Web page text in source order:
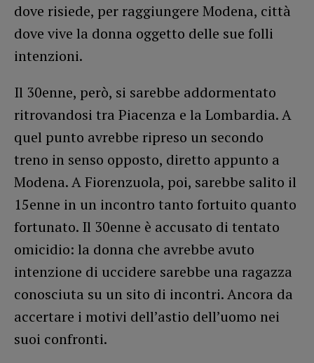
dove risiede, per raggiungere Modena, città
dove vive la donna oggetto delle sue folli
intenzioni.
Il 30enne, però, si sarebbe addormentato
ritrovandosi tra Piacenza e la Lombardia. A
quel punto avrebbe ripreso un secondo
treno in senso opposto, diretto appunto a
Modena. A Fiorenzuola, poi, sarebbe salito il
15enne in un incontro tanto fortuito quanto
fortunato. Il 30enne è accusato di tentato
omicidio: la donna che avrebbe avuto
intenzione di uccidere sarebbe una ragazza
conosciuta su un sito di incontri. Ancora da
accertare i motivi dell’astio dell’uomo nei
suoi confronti.